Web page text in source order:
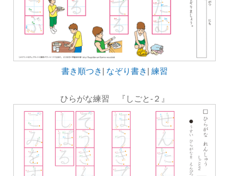
書き順つき | なぞり書き | 練習
ひらがな練習 『しごと-２』